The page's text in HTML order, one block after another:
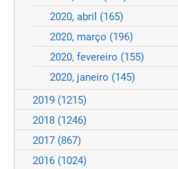
2020, abril (165)
2020, março (196)
2020, fevereiro (155)
2020, janeiro (145)
2019 (1215)
2018 (1246)
2017 (867)
2016 (1024)